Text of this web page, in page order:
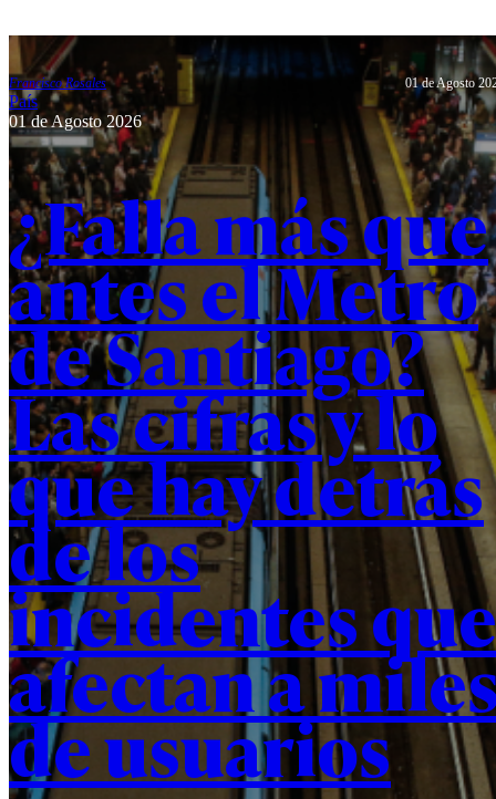
tecnológico
objetivo de
fortalecer la
formación
de
profesionales
y dar
respuesta a
los desafíos
del sistema
de salud.
Francisco Rosales 01 de Agosto
País
01 de Agosto 2026
¿Falla más que
antes el Metro
de Santiago?
Las cifras y lo
que hay detrás
de los
incidentes que
afectan a
de usuarios